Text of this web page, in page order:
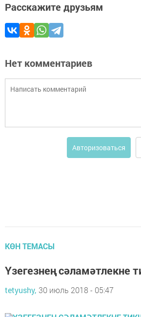
Расскажите друзьям
Нет комментариев
Авторизоваться
КӨН ТЕМАСЫ
Үзегезнең сәламәтлекне
tetyushy, 30 июль 2018 - 05:47